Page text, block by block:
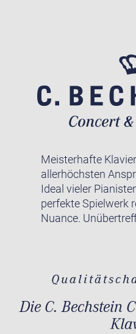
Meisterhafte
allerhöchsten
Ideal vieler
perfekte Spielwerk
Nuance.
Die C. Bechstein